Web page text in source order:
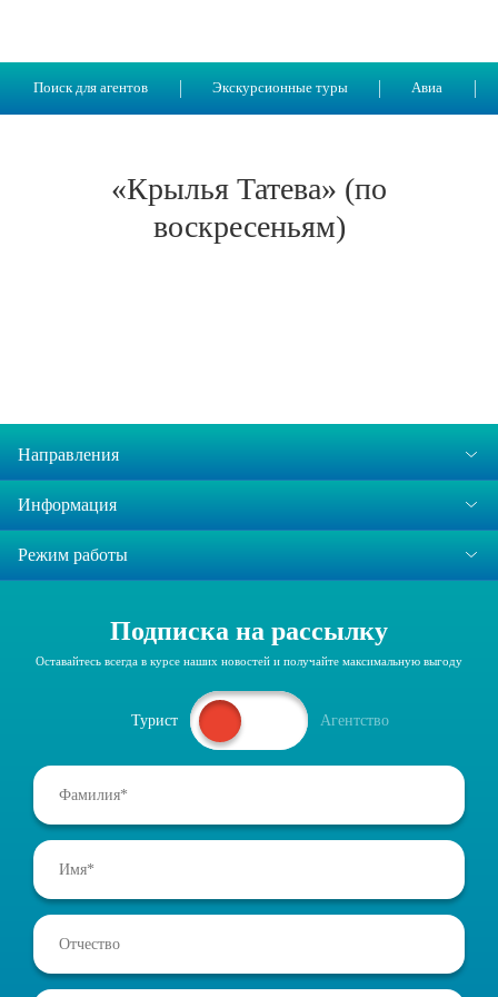
Поиск для агентов Экскурсионные туры Авиа
«Крылья Татева» (по
воскресеньям)
Направления
Информация
Режим работы
Подписка на рассылку
Оставайтесь всегда в курсе наших новостей и получайте максимальную выгоду
Турист Агентство